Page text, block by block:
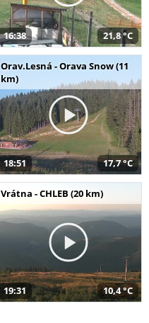
16:38 21,8 °C
Orav.Lesná - Orava Snow (11
km)
18:51 17,7 °C
Vrátna - CHLEB (20 km)
19:31 10,4 °C